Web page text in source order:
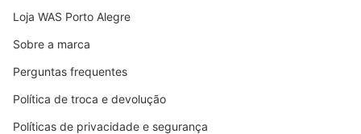
Loja WAS Porto Alegre
Sobre a marca
Perguntas frequentes
Política de troca e devolução
Políticas de privacidade e segurança